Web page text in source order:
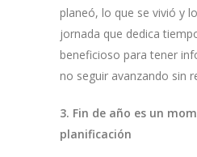
planeó, lo que se vivió y
jornada que dedica
beneficioso para tener
no seguir avanzando sin
3. Fin de año es un
planificación